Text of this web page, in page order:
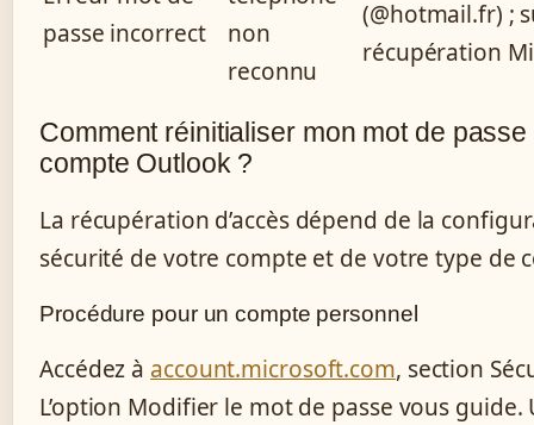
passe incorrect
non
reconnu
(@hotmail.fr) ;
récupération
Comment réinitialiser mon mot de passe
compte Outlook ?
La récupération d’accès dépend de la
sécurité de votre compte et de votre type de
Procédure pour un compte personnel
Accédez à account.microsoft.com, section
L’option Modifier le mot de passe vous guide.